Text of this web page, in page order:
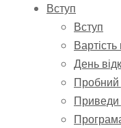
Вступ
Вступ
День
Пробний
Приведи